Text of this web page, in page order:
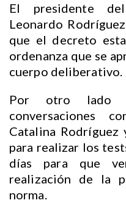
El presidente
Leonardo
que el decreto
ordenanza que se
cuerpo deliberativo.
Por otro lado
conversaciones
Catalina
para realizar los
días para que
realización de la
norma.